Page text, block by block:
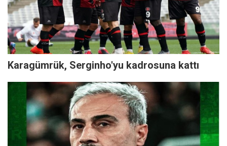
Karagümrük, Serginho'yu kadrosuna kattı